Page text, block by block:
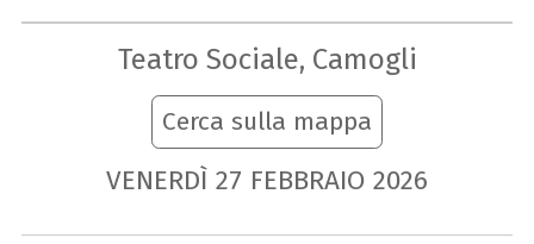
Teatro Sociale, Camogli
Cerca sulla mappa
VENERDÌ 27 FEBBRAIO 2026